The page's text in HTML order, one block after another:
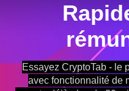
Essayez CryptoTab - le
avec fonctionnalité de